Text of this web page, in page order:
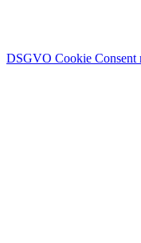
DSGVO Cookie Consent